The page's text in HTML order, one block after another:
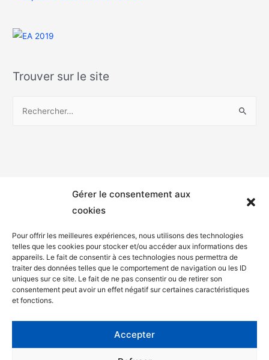
Gérer le consentement aux
cookies
Pour offrir les meilleures expériences, nous utilisons des technologies
telles que les cookies pour stocker et/ou accéder aux informations des
appareils. Le fait de consentir à ces technologies nous permettra de
traiter des données telles que le comportement de navigation ou les ID
uniques sur ce site. Le fait de ne pas consentir ou de retirer son
consentement peut avoir un effet négatif sur certaines caractéristiques
et fonctions.
Accepter
Trouver sur le site
Mentions légales
Politique de confidentialité